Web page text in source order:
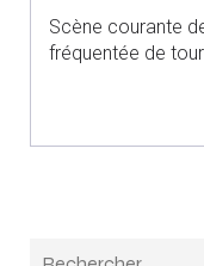
Scène courante
fréquentée de